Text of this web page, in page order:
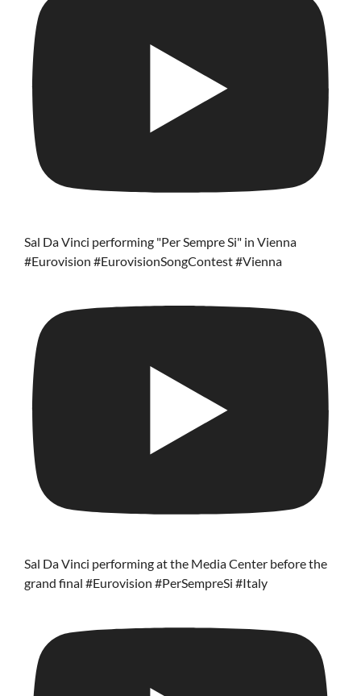
Sal Da Vinci performing "Per Sempre Si" in Vienna
#Eurovision #EurovisionSongContest #Vienna
Sal Da Vinci performing at the Media Center before the
grand final #Eurovision #PerSempreSi #Italy